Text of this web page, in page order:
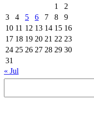
1
2
3
4 5 6 7 8
9
10 11 12 13 14 15 16
17 18 19 20 21 22 23
24 25 26 27 28 29 30
31
« Jul